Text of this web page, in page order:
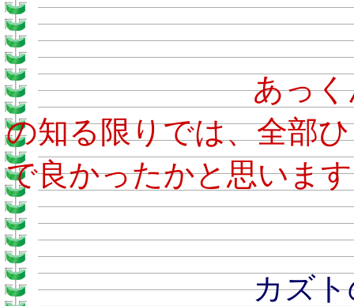
あ
の知る限りでは、全部
で良かったかと思いま
カズトのおと